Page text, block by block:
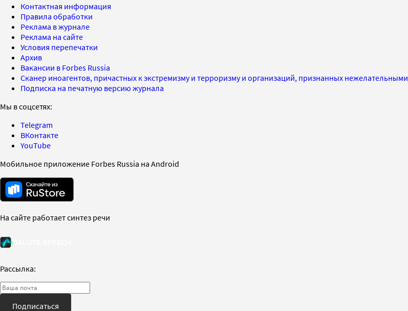
Контактная информация
Правила обработки
Реклама в журнале
Реклама на сайте
Условия перепечатки
Архив
Вакансии в Forbes Russia
Сканер иноагентов, причастных к экстремизму и терроризму и организаций, признанных нежелательными
Подписка на печатную версию журнала
Мы в соцсетях:
Telegram
ВКонтакте
YouTube
Мобильное приложение Forbes Russia на Android
На сайте работает синтез речи
Рассылка:
Подписаться